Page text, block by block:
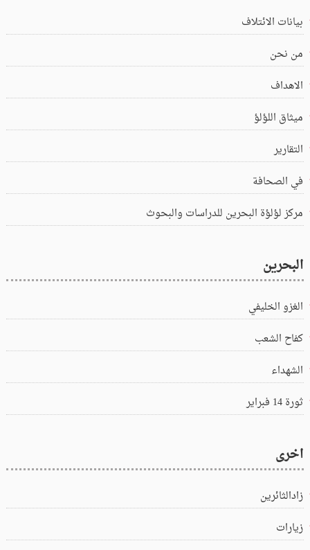
بيانات الائتلاف
من نحن
الاهداف
ميثاق اللؤلؤ
التقارير
في الصحافة
مركز لؤلؤة البحرين للدراسات والبحوث
البحرين
الغزو الخليفي
كفاح الشعب
الشهداء
ثورة 14 فبراير
اخرى
زادالثائرين
زيارات